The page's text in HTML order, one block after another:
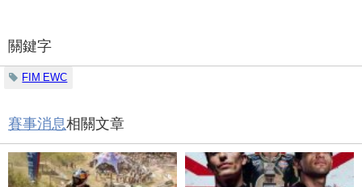
關鍵字
FIM EWC
賽事消息相關文章